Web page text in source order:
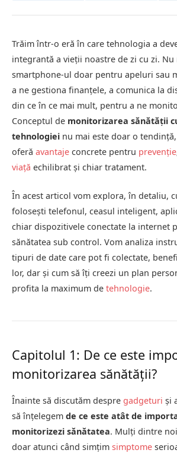
Trăim într-o eră în care tehnologia a
integrantă a vieții noastre de zi cu zi.
smartphone-ul doar pentru apeluri sau
a ne gestiona finanțele, a comunica la
din ce în ce mai mult, pentru a ne
Conceptul de monitorizarea sănătății
tehnologiei nu mai este doar o
oferă avantaje concrete pentru prevenție
viață echilibrat și chiar tratament.
În acest articol vom explora, în detaliu,
folosești telefonul, ceasul inteligent,
chiar dispozitivele conectate la internet
sănătatea sub control. Vom analiza
tipuri de date care pot fi colectate,
lor, dar și cum să îți creezi un plan
profita la maximum de tehnologie.
Capitolul 1: De ce este
monitorizarea sănătății?
Înainte să discutăm despre gadgeturi și
să înțelegem de ce este atât de
monitorizezi sănătatea. Mulți dintre
doar atunci când simțim simptome